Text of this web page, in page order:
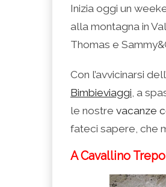
su
Facebook
apre
una
nuova
condividere
su
Twitter
(Si
apre
in
una
su
Google+
(Si
in
una
su
(Si
in
una
Inizia oggi un
alla montagna in
Thomas e
Con l’avvicinarsi
Bimbieviaggi , a
le nostre vacanze
fateci sapere, che
A Cavallino